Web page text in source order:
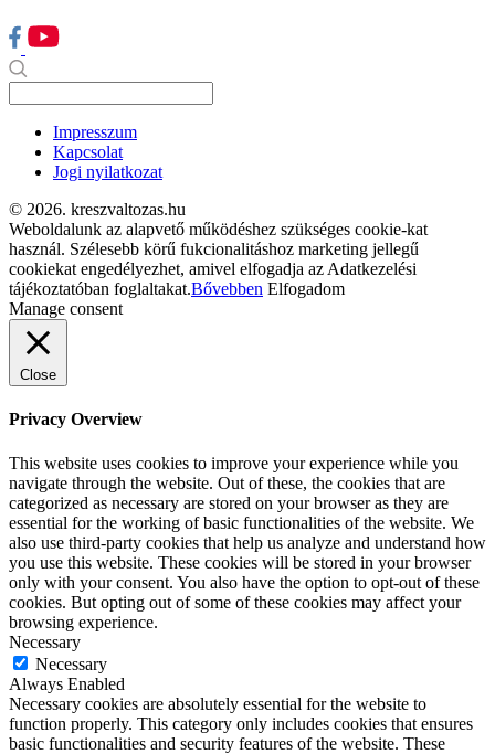
Impresszum
Kapcsolat
Jogi nyilatkozat
© 2026. kreszvaltozas.hu
Weboldalunk az alapvető működéshez szükséges cookie-kat
használ. Szélesebb körű fukcionalitáshoz marketing jellegű
cookiekat engedélyezhet, amivel elfogadja az Adatkezelési
tájékoztatóban foglaltakat.Bővebben Elfogadom
Manage consent
Close
Privacy Overview
This website uses cookies to improve your experience while you
navigate through the website. Out of these, the cookies that are
categorized as necessary are stored on your browser as they are
essential for the working of basic functionalities of the website. We
also use third-party cookies that help us analyze and understand how
you use this website. These cookies will be stored in your browser
only with your consent. You also have the option to opt-out of these
cookies. But opting out of some of these cookies may affect your
browsing experience.
Necessary
Necessary
Always Enabled
Necessary cookies are absolutely essential for the website to
function properly. This category only includes cookies that ensures
basic functionalities and security features of the website. These